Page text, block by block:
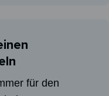
für den